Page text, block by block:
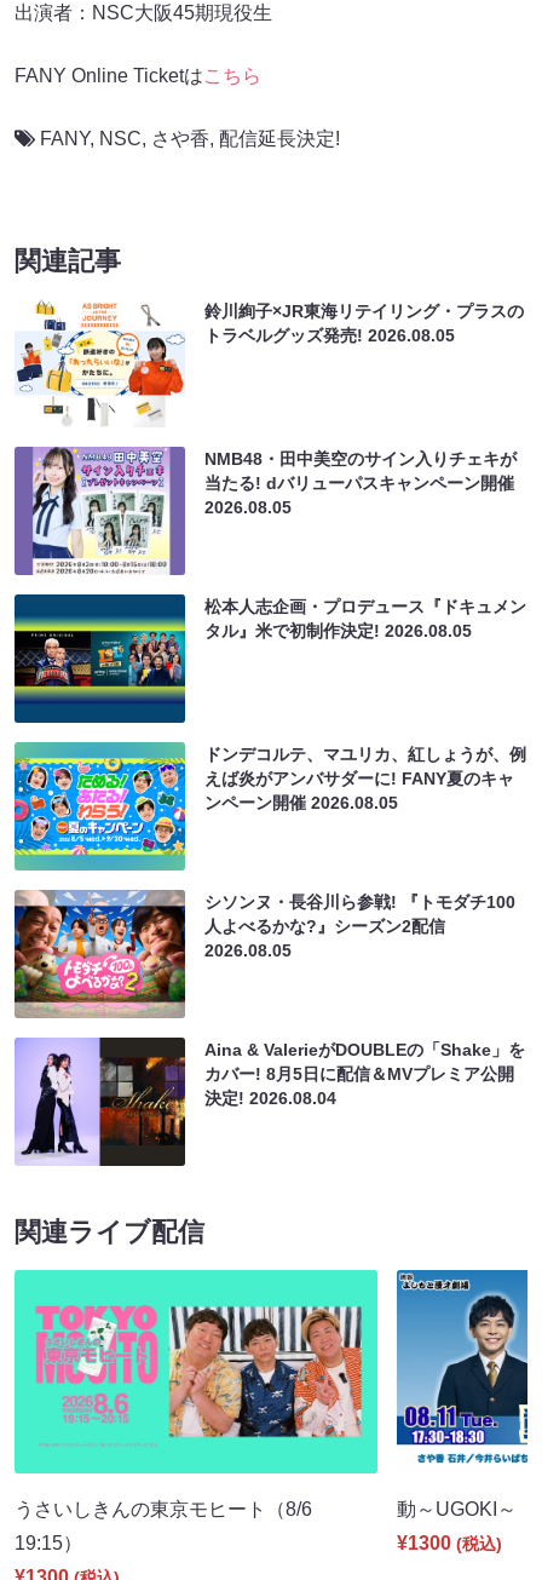
出演者：NSC大阪45期現役生
FANY Online Ticketはこちら
FANY, NSC, さや香, 配信延長決定!
関連記事
鈴川絢子×JR東海リテイリング・プラスの
トラベルグッズ発売!2026.08.05
NMB48・田中美空のサイン入りチェキが
当たる! dバリューパスキャンペーン開催
2026.08.05
松本人志企画・プロデュース『ドキュメン
タル』米で初制作決定!2026.08.05
ドンデコルテ、マユリカ、紅しょうが、例
えば炎がアンバサダーに! FANY夏のキャ
ンペーン開催2026.08.05
シソンヌ・長谷川ら参戦! 『トモダチ100
人よべるかな?』シーズン2配信
2026.08.05
Aina & ValerieがDOUBLEの「Shake」を
カバー! 8月5日に配信＆MVプレミア公開
決定!2026.08.04
関連ライブ配信
うさいしきんの東京モヒート（8/6
19:15）
動～UGOKI～
¥1300 (税込)